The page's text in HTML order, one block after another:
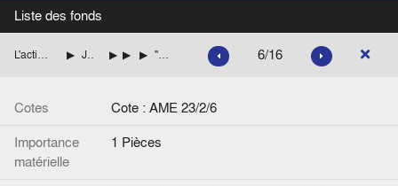
Liste des fonds
L'action de Jean Monnet pendant la Seconde guerre mondiale Jean Monnet aux Etats-Unis (British Supply Council) DiversDocuments
"Ecole libre des hautes études. 1942". Brochure, (1942), imprimé 6/16
Cotes
Cote : AME 23/2/6
Importance
matérielle
1 Pièces